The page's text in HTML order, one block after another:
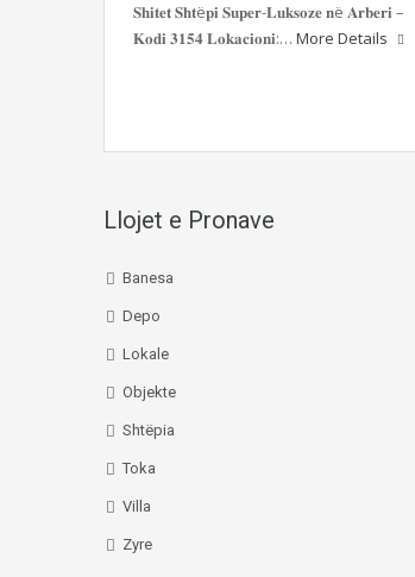
𝐒𝐡𝐢𝐭𝐞𝐭 𝐒𝐡𝐭ë𝐩𝐢 𝐒𝐮𝐩𝐞𝐫-𝐋𝐮𝐤𝐬𝐨𝐳𝐞 𝐧ë 𝐀𝐫𝐛𝐞𝐫𝐢 –
𝐊𝐨𝐝𝐢 𝟑𝟏𝟓𝟒 𝐋𝐨𝐤𝐚𝐜𝐢𝐨𝐧𝐢:… More Details
Llojet e Pronave
Banesa
Depo
Lokale
Objekte
Shtëpia
Toka
Villa
Zyre